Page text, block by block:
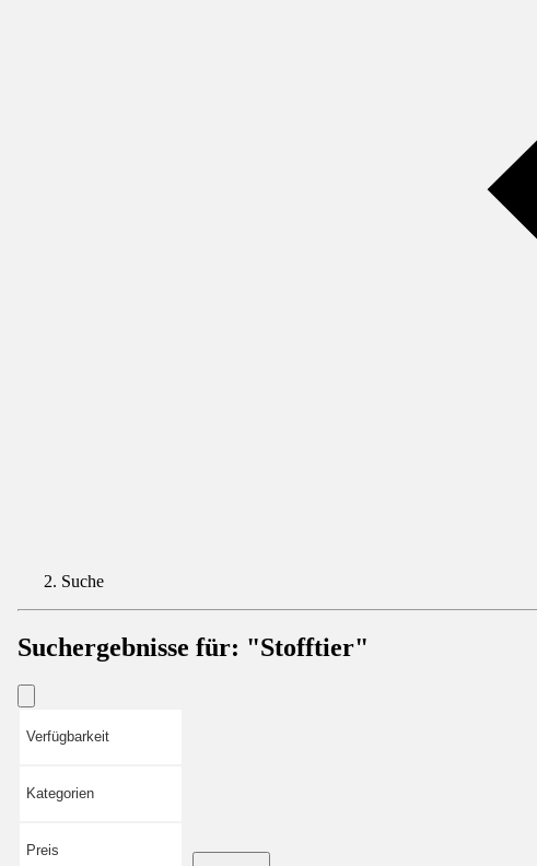
Suche
Suchergebnisse für: "Stofftier"
Verfügbarkeit
Kategorien
Preis